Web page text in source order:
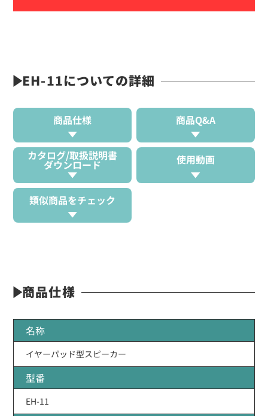
EH-11についての詳細
商品仕様 商品Q&A
カタログ/取扱説明書
ダウンロード 使用動画
類似商品をチェック
商品仕様
名称
イヤーパッド型スピーカー
型番
EH-11